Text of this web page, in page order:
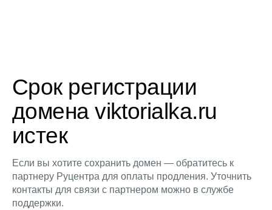
Срок регистрации
домена viktorialka.ru
истек
Если вы хотите сохранить домен — обратитесь к
партнеру Руцентра для оплаты продления. Уточнить
контакты для связи с партнером можно в службе
поддержки.